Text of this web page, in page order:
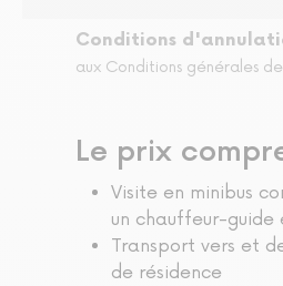
Conditions
aux Conditions générales
Le prix
Visite en minibus
un chauffeur-guide
Transport vers et
de résidence